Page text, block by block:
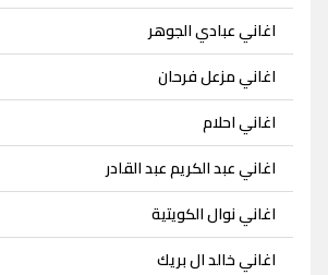
اغاني عبادي الجوهر
اغاني مزعل فرحان
اغاني احلام
اغاني عبد الكريم عبد القادر
اغاني نوال الكويتية
اغاني خالد ال بريك